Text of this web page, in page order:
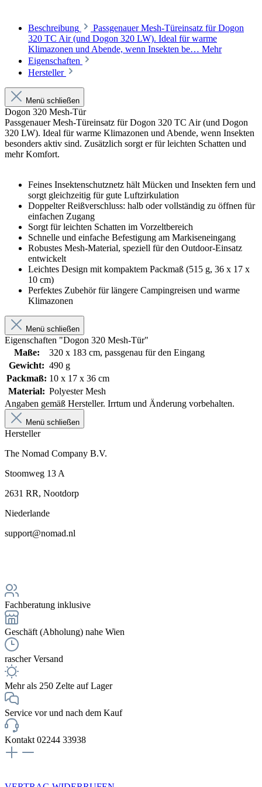
Beschreibung
Passgenauer Mesh-Türeinsatz für Dogon
320 TC Air (und Dogon 320 LW). Ideal für warme
Klimazonen und Abende, wenn Insekten be… Mehr
Eigenschaften
Hersteller
Menü schließen
Dogon 320 Mesh-Tür
Passgenauer Mesh-Türeinsatz für Dogon 320 TC Air (und Dogon
320 LW). Ideal für warme Klimazonen und Abende, wenn Insekten
besonders aktiv sind. Zusätzlich sorgt er für leichten Schatten und
mehr Komfort.
Feines Insektenschutznetz hält Mücken und Insekten fern und
sorgt gleichzeitig für gute Luftzirkulation
Doppelter Reißverschluss: halb oder vollständig zu öffnen für
einfachen Zugang
Sorgt für leichten Schatten im Vorzeltbereich
Schnelle und einfache Befestigung am Markiseneingang
Robustes Mesh-Material, speziell für den Outdoor-Einsatz
entwickelt
Leichtes Design mit kompaktem Packmaß (515 g, 36 x 17 x
10 cm)
Perfektes Zubehör für längere Campingreisen und warme
Klimazonen
Menü schließen
Eigenschaften "Dogon 320 Mesh-Tür"
Maße:
320 x 183 cm, passgenau für den Eingang
Gewicht: 490 g
Packmaß: 10 x 17 x 36 cm
Material: Polyester Mesh
Angaben gemäß Hersteller. Irrtum und Änderung vorbehalten.
Menü schließen
Hersteller
The Nomad Company B.V.
Stoomweg 13 A
2631 RR, Nootdorp
Niederlande
support@nomad.nl
Fachberatung inklusive
Geschäft (Abholung) nahe Wien
rascher Versand
Mehr als 250 Zelte auf Lager
Service vor und nach dem Kauf
Kontakt 02244 33938